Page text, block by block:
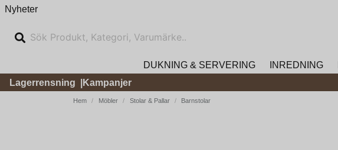
Nyheter
DUKNING & SERVERING INREDNING
Lagerrensning
Kampanjer
Hem Möbler Stolar & Pallar Barnstolar